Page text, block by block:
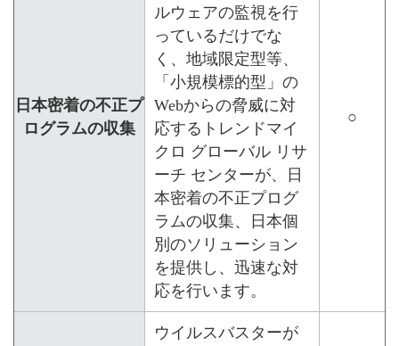
日本密着の不正プ
ログラムの収集
ルウェアの監視を行
っているだけでな
く、地域限定型等、
「小規模標的型」の
Webからの脅威に対
応するトレンドマイ
クロ グローバル リサ
ーチ センターが、日
本密着の不正プログ
ラムの収集、日本個
別のソリューション
を提供し、迅速な対
応を行います。
○
ウイルスバスターが